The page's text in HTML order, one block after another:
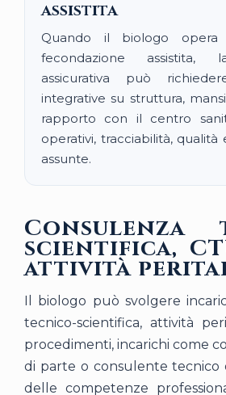
assistita
Quando il biologo
fecondazione assistita,
assicurativa può
integrative su struttura,
rapporto con il centro
operativi, tracciabilità, qualità
assunte.
Consulenza
scientifica,
attività
Il biologo può svolgere
tecnico-scientifica, attività
procedimenti, incarichi come
di parte o consulente tecnico
delle competenze